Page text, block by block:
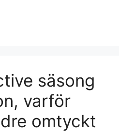
säsong
varför
omtyckt